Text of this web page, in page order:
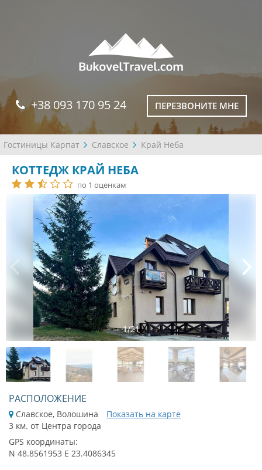
+38 093 170 95 24 ПЕРЕЗВОНИТЕ МНЕ
Гостиницы Карпат Славское Край Неба
КОТТЕДЖ КРАЙ НЕБА
по 1 оценкам
1/21
РАСПОЛОЖЕНИЕ
Славское, Волошина
Показать на карте
3 км. от Центра города
GPS координаты:
N 48.8561953 E 23.4086345